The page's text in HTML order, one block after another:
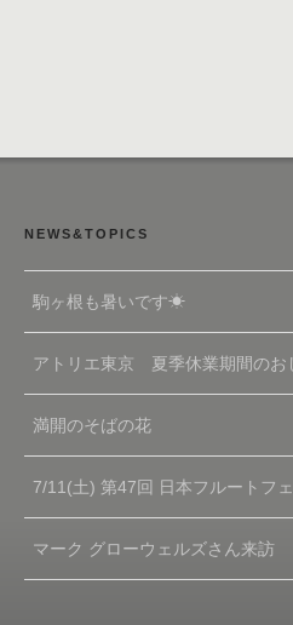
NEWS&TOPICS
駒ヶ根も暑いです☀
アトリエ東京 夏季休業期間のお
満開のそばの花
7/11(土) 第47回 日本フルートフ
マーク グローウェルズさん来訪